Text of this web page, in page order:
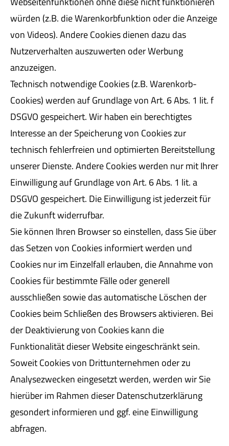
würden (z.B. die Warenkorbfunktion oder die Anzeige
von Videos). Andere Cookies dienen dazu das
Nutzerverhalten auszuwerten oder Werbung
anzuzeigen.
Technisch notwendige Cookies (z.B. Warenkorb-
Cookies) werden auf Grundlage von Art. 6 Abs. 1 lit. f
DSGVO gespeichert. Wir haben ein berechtigtes
Interesse an der Speicherung von Cookies zur
technisch fehlerfreien und optimierten Bereitstellung
unserer Dienste. Andere Cookies werden nur mit Ihrer
Einwilligung auf Grundlage von Art. 6 Abs. 1 lit. a
DSGVO gespeichert. Die Einwilligung ist jederzeit für
die Zukunft widerrufbar.
Sie können Ihren Browser so einstellen, dass Sie über
das Setzen von Cookies informiert werden und
Cookies nur im Einzelfall erlauben, die Annahme von
Cookies für bestimmte Fälle oder generell
ausschließen sowie das automatische Löschen der
Cookies beim Schließen des Browsers aktivieren. Bei
der Deaktivierung von Cookies kann die
Funktionalität dieser Website eingeschränkt sein.
Soweit Cookies von Drittunternehmen oder zu
Analysezwecken eingesetzt werden, werden wir Sie
hierüber im Rahmen dieser Datenschutzerklärung
gesondert informieren und ggf. eine Einwilligung
abfragen.